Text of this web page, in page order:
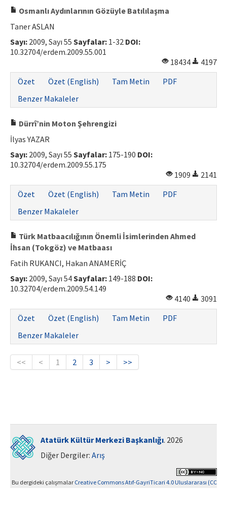
Osmanlı Aydınlarının Gözüyle Batılılaşma
Taner ASLAN
Sayı: 2009, Sayı 55 Sayfalar: 1-32 DOI:
10.32704/erdem.2009.55.001
18434
4197
Özet
Özet (English) Tam Metin
PDF
Benzer Makaleler
Dürrî’nin Moton Şehrengizi
İlyas YAZAR
Sayı: 2009, Sayı 55 Sayfalar: 175-190 DOI:
10.32704/erdem.2009.55.175
1909
2141
Özet
Özet (English) Tam Metin
PDF
Benzer Makaleler
Türk Matbaacılığının Önemli İsimlerinden Ahmed
İhsan (Tokgöz) ve Matbaası
Fatih RUKANCI, Hakan ANAMERİÇ
Sayı: 2009, Sayı 54Sayfalar: 149-188 DOI:
10.32704/erdem.2009.54.149
4140
3091
Özet
Özet (English) Tam Metin
PDF
Benzer Makaleler
<< < 1 2 3 > >>
Atatürk Kültür Merkezi Başkanlığı. 2026
Diğer Dergiler: Arış
Bu dergideki çalışmalar Creative Commons Atıf-GayriTicari 4.0 Uluslararası (CC